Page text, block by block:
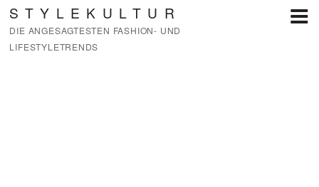
Zum
Inhalt
springen
STYLEKULTUR
DIE ANGESAGTESTEN FASHION- UND
LIFESTYLETRENDS